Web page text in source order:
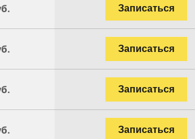
Записаться
Записаться
Записаться
Записаться